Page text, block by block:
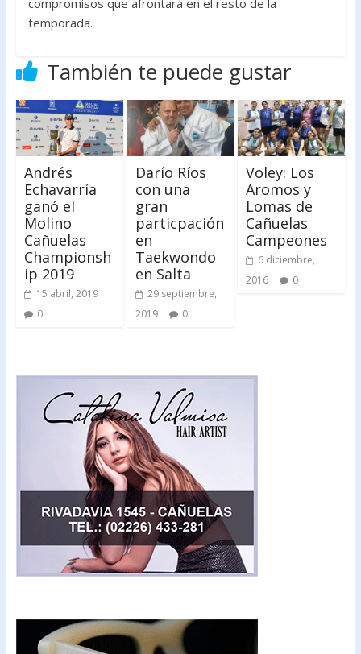
compromisos que afrontará en el resto de la
temporada.
También te puede gustar
Andrés
Echavarría
ganó el
Molino
Cañuelas
Championsh
ip 2019
15 abril, 2019
0
Darío Ríos
con una
gran
particpación
en
Taekwondo
en Salta
29 septiembre,
2019
0
Voley: Los
Aromos y
Lomas de
Cañuelas
Campeones
6 diciembre,
2016
0